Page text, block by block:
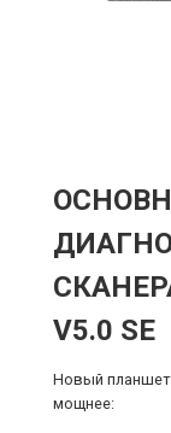
V5.0 SE
Новый планшет
мощнее: